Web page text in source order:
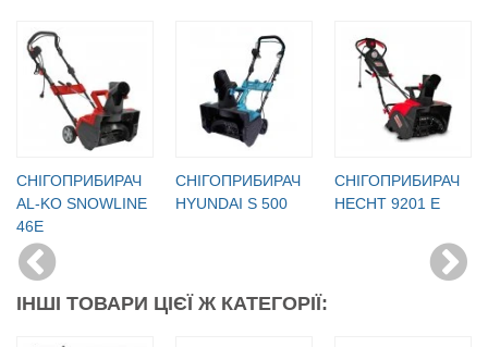
СНІГОПРИБИРАЧ
AL-KO SNOWLINE
46E
СНІГОПРИБИРАЧ
HYUNDAI S 500
СНІГОПРИБИРАЧ
HECHT 9201 Е
ІНШІ ТОВАРИ ЦІЄЇ Ж КАТЕГОРІЇ: